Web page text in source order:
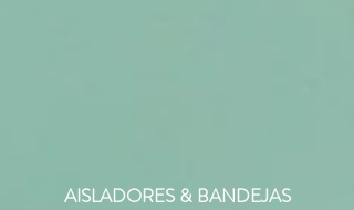
AISLADORES & BANDEJAS